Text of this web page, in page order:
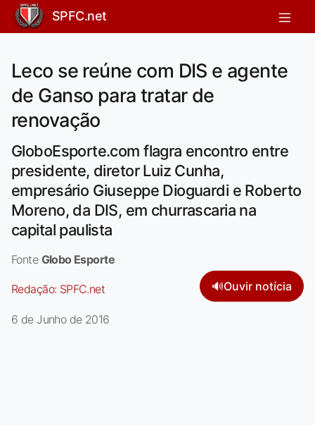
SPFC.net
Leco se reúne com DIS e agente
de Ganso para tratar de
renovação
GloboEsporte.com flagra encontro entre
presidente, diretor Luiz Cunha,
empresário Giuseppe Dioguardi e Roberto
Moreno, da DIS, em churrascaria na
capital paulista
Fonte Globo Esporte
Redação: SPFC.net 🔊Ouvir notícia
6 de Junho de 2016